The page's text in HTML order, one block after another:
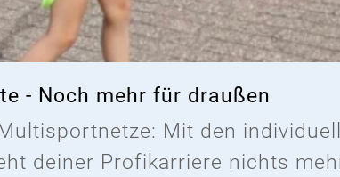
- Noch mehr für draußen
Mit den
deiner Profikarriere nichts